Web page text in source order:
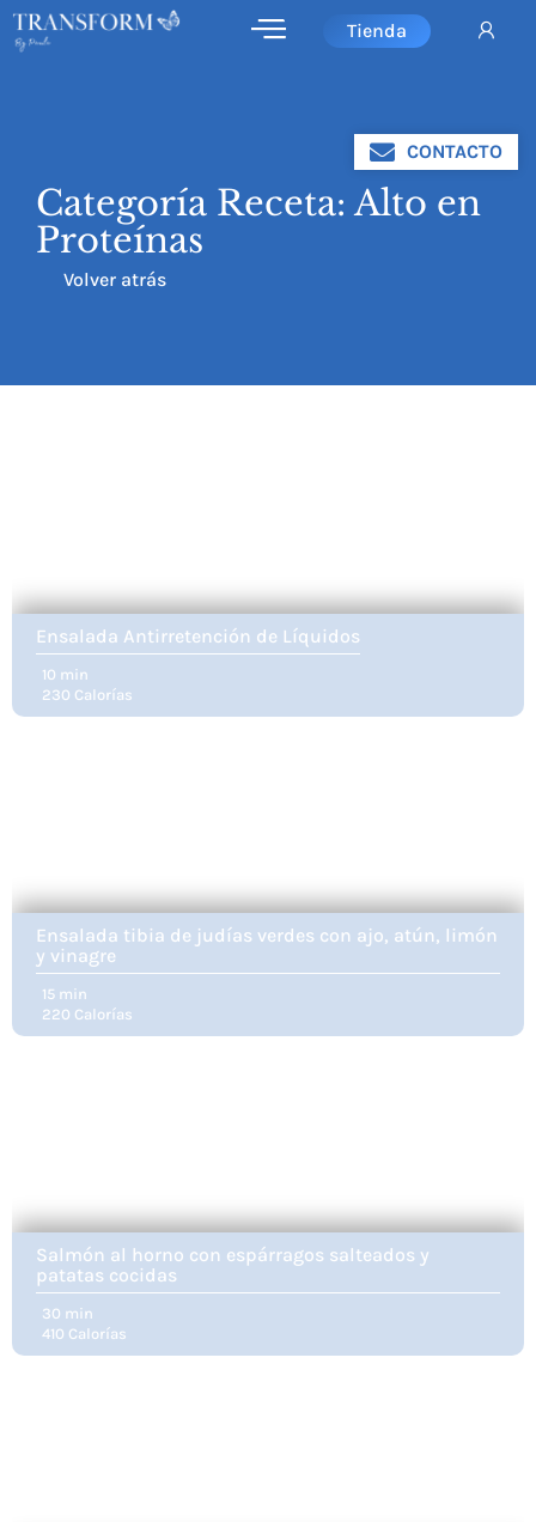
Tienda
CONTACTO
Categoría Receta: Alto en
Proteínas
Volver atrás
Ensalada Antirretención de Líquidos
10 min
230 Calorías
Ensalada tibia de judías verdes con ajo, atún, limón
y vinagre
15 min
220 Calorías
Salmón al horno con espárragos salteados y
patatas cocidas
30 min
410 Calorías